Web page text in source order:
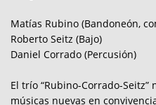
Matías Rubino (Bandoneón,
Roberto Seitz (Bajo)
Daniel Corrado (Percusión)
El trío “Rubino-Corrado-
músicas nuevas en